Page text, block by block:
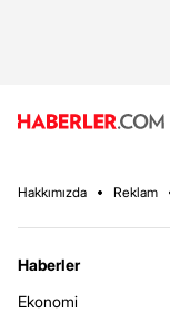
Hakkımızda Reklam
Haberler
Ekonomi